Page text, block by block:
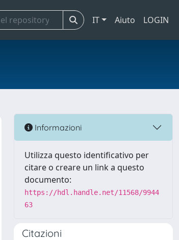
IT Aiuto LOGIN
Informazioni
Utilizza questo identificativo per
citare o creare un link a questo
documento:
https://hdl.handle.net/11568/9944
63
Citazioni